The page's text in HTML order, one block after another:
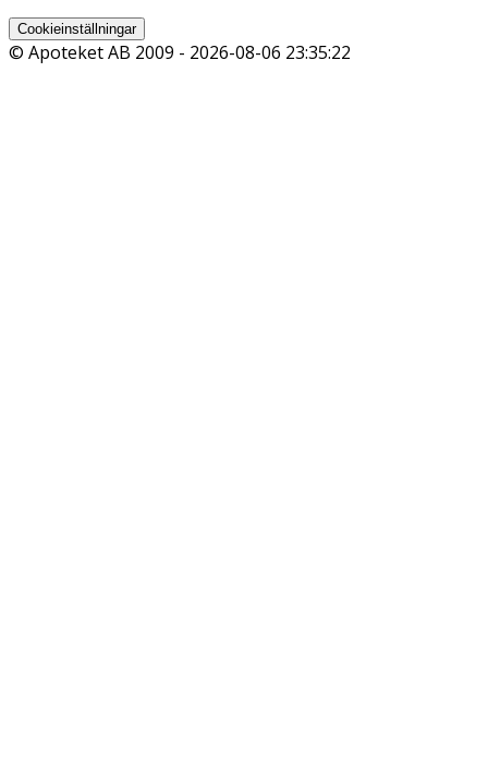
Cookieinställningar
© Apoteket AB 2009 - 2026-08-06 23:35:22